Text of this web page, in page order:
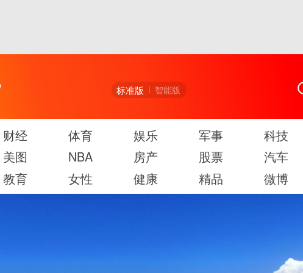
标准版 智能版
财经 体育 娱乐 军事 科技
美图 NBA 房产 股票 汽车
教育 女性 健康 精品 微博